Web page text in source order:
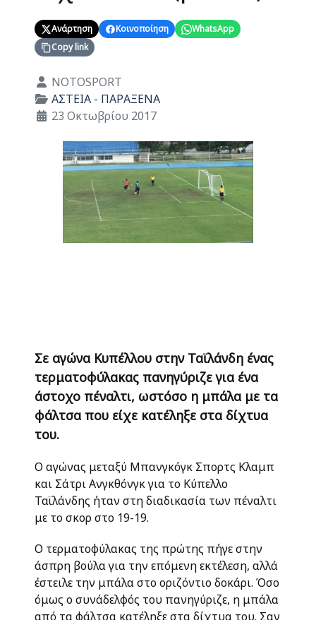
Ανάρτηση Κοινοποίηση
WhatsApp
Copy link
Λεπτομέρειες
NOTOSPORT
ΑΣΤΕΙΑ - ΠΑΡΑΞΕΝΑ
23 Οκτωβρίου 2017
Σε αγώνα Κυπέλλου στην Ταϊλάνδη ένας
τερματοφύλακας πανηγύριζε για ένα
άστοχο πέναλτι, ωστόσο η μπάλα με τα
φάλτσα που είχε κατέληξε στα δίχτυα
του.
Ο αγώνας μεταξύ Μπανγκόγκ Σπορτς Κλαμπ
και Σάτρι Ανγκθόνγκ για το Κύπελλο
Ταϊλάνδης ήταν στη διαδικασία των πέναλτι
με το σκορ στο 19-19.
Ο τερματοφύλακας της πρώτης πήγε στην
άσπρη βούλα για την επόμενη εκτέλεση, αλλά
έστειλε την μπάλα στο οριζόντιο δοκάρι. Όσο
όμως ο συνάδελφός του πανηγύριζε, η μπάλα
από τα φάλτσα κατέληξε στα δίχτυα του. Σαν